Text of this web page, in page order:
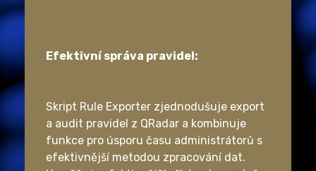
Efektivní správa pravidel:
Skript Rule Exporter zjednodušuje export
a audit pravidel z QRadar a kombinuje
funkce pro úsporu času administrátorů s
efektivnější metodou zpracování dat.